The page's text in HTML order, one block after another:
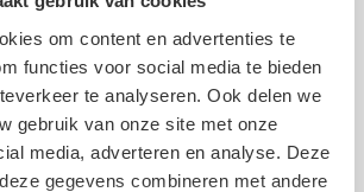
om content en advertenties te
functies voor social media te bieden
te analyseren. Ook delen we
gebruik van onze site met onze
media, adverteren en analyse. Deze
gegevens combineren met andere
en dedisclaimervan NoQ B.V. van
toepassing.